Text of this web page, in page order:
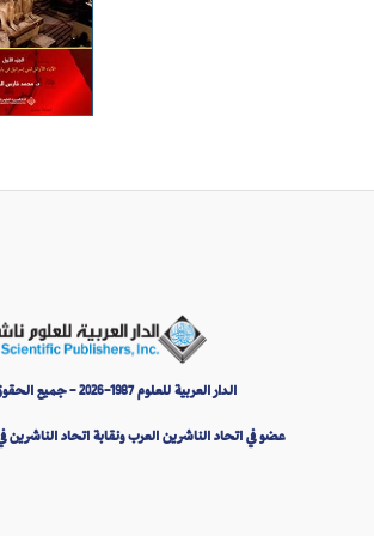
الدار العربية للعلوم 1987-2026 - جميع الحقوق محفوظة
عضو في اتحاد الناشرين العرب ونقابة اتحاد الناشرين